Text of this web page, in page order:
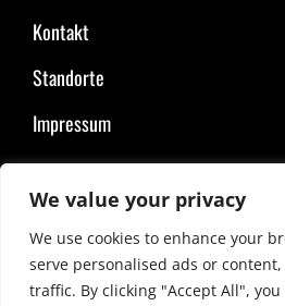
We value your privacy
We use cookies to enhance your
serve personalised ads or
traffic. By clicking "Accept All",
Kontakt
Standorte
Impressum
COPYRIGHT © 2026SPEZIALITÄTEN OTT
THEMES